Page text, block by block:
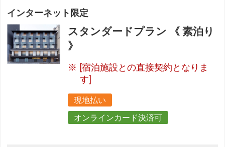
インターネット限定
スタンダードプラン 《 素泊り
》
[宿泊施設との直接契約となりま
す]
現地払い
オンラインカード決済可